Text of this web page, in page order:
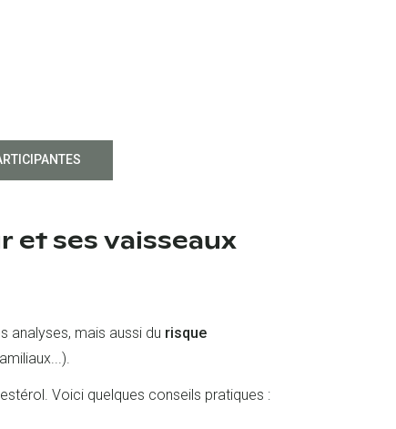
et ses vaisseaux
analyses, mais aussi du risque
Voici quelques conseils pratiques :